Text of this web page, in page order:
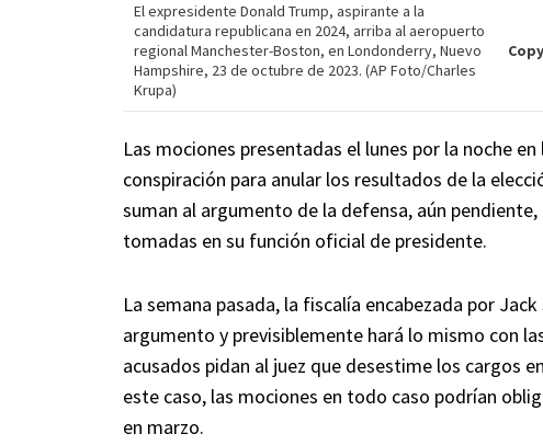
El expresidente Donald Trump, aspirante a la
candidatura republicana en 2024, arriba al aeropuerto
regional Manchester-Boston, en Londonderry, Nuevo
Hampshire, 23 de octubre de 2023. (AP Foto/Charles
Krupa)
Las mociones presentadas el lunes por la noche
conspiración para anular los resultados de la
suman al argumento de la defensa, aún
tomadas en su función oficial de presidente.
La semana pasada, la fiscalía encabezada por
argumento y previsiblemente hará lo mismo con
acusados pidan al juez que desestime los cargos
este caso, las mociones en todo caso podrían
en marzo.